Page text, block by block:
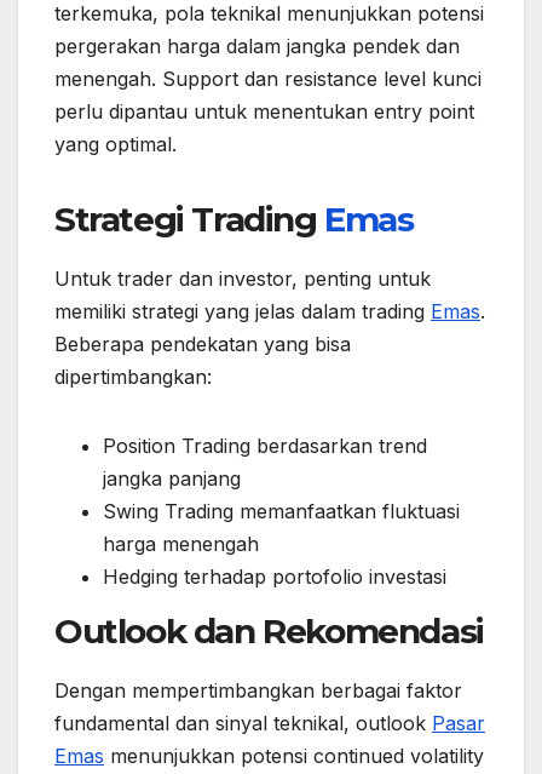
terkemuka, pola teknikal menunjukkan potensi
pergerakan harga dalam jangka pendek dan
menengah. Support dan resistance level kunci
perlu dipantau untuk menentukan entry point
yang optimal.
Strategi Trading Emas
Untuk trader dan investor, penting untuk
memiliki strategi yang jelas dalam trading Emas.
Beberapa pendekatan yang bisa
dipertimbangkan:
Position Trading berdasarkan trend
jangka panjang
Swing Trading memanfaatkan fluktuasi
harga menengah
Hedging terhadap portofolio investasi
Outlook dan Rekomendasi
Dengan mempertimbangkan berbagai faktor
fundamental dan sinyal teknikal, outlook Pasar
Emas menunjukkan potensi continued volatility